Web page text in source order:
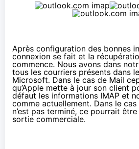
Après configuration des bonnes
connexion se fait et la
commence. Nous avons dans
tous les courriers présents dans
Microsoft. Dans le cas de Mail
qu’Apple mette à jour son client
défaut les informations IMAP et
comme actuellement. Dans le
n’est pas terminé, ce pourrait être
sortie commerciale.